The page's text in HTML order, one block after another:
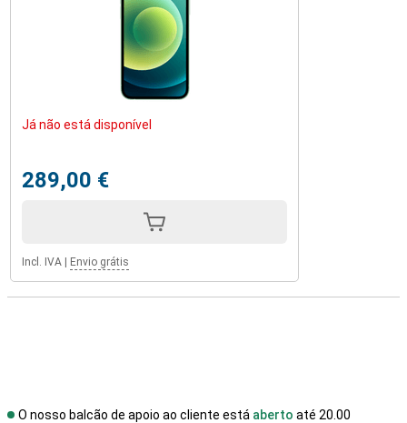
Já não está disponível
289,00 €
Incl. IVA Envio grátis
O nosso balcão de apoio ao cliente está aberto até 20.00